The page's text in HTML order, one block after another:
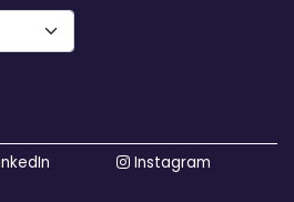
Instagram